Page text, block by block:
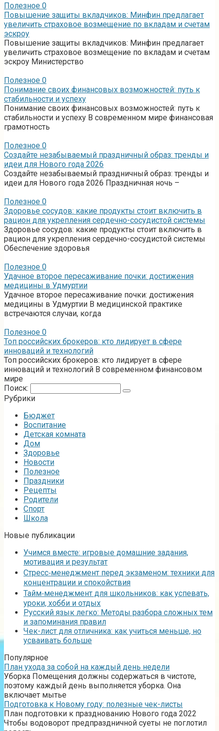
Полезное 0
Повышение защиты вкладчиков: Минфин предлагает
увеличить страховое возмещение по вкладам и счетам
эскроу
Повышение защиты вкладчиков: Минфин предлагает
увеличить страховое возмещение по вкладам и счетам
эскроу Министерство
Полезное 0
Понимание своих финансовых возможностей: путь к
стабильности и успеху
Понимание своих финансовых возможностей: путь к
стабильности и успеху В современном мире финансовая
грамотность
Полезное 0
Создайте незабываемый праздничный образ: тренды и
идеи для Нового года 2026
Создайте незабываемый праздничный образ: тренды и
идеи для Нового года 2026 Праздничная ночь –
Полезное 0
Здоровье сосудов: какие продукты стоит включить в
рацион для укрепления сердечно-сосудистой системы
Здоровье сосудов: какие продукты стоит включить в
рацион для укрепления сердечно-сосудистой системы
Обеспечение здоровья
Полезное 0
Удачное второе пересаживание почки: достижения
медицины в Удмуртии
Удачное второе пересаживание почки: достижения
медицины в Удмуртии В медицинской практике
встречаются случаи, когда
Полезное 0
Топ российских брокеров: кто лидирует в сфере
инноваций и технологий
Топ российских брокеров: кто лидирует в сфере
инноваций и технологий В современном финансовом
мире
Поиск:
Рубрики
Бюджет
Воспитание
Детская комната
Дом
Здоровье
Новости
Полезное
Праздники
Рецепты
Родители
Спорт
Школа
Новые публикации
Учимся вместе: игровые домашние задания,
мотивация и результат
Стресс‑менеджмент перед экзаменом: техники для
концентрации и спокойствия
Тайм‑менеджмент для школьников: как успевать,
уроки, хобби и отдых
Русский язык легко: Методы разбора сложных тем
и запоминания правил
Чек-лист для отличника: как учиться меньше, но
усваивать больше
Популярное
План ухода за собой на каждый день недели
Уборка Помещения должны содержаться в чистоте,
поэтому каждый день выполняется уборка. Она
включает мытье
Подготовка к Новому году: полезные чек-листы
План подготовки к празднованию Нового года 2022
Чтобы водоворот предпраздничной суеты не поглотил